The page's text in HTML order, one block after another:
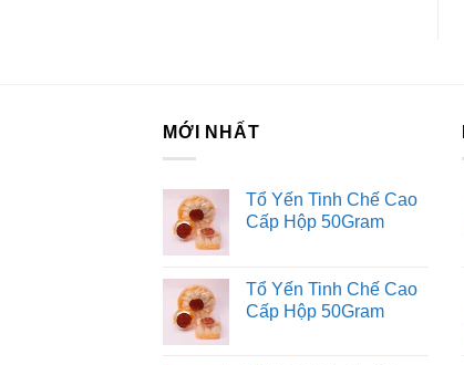
MỚI NHẤT
Tổ Yến Tinh Chế Cao
Cấp Hộp 50Gram
Tổ Yến Tinh Chế Cao
Cấp Hộp 50Gram